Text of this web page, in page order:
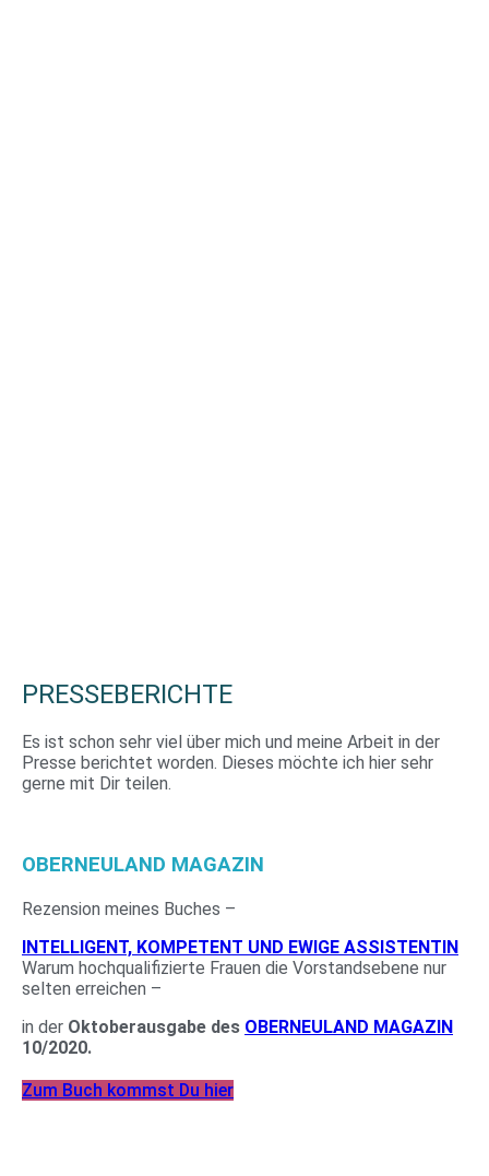
PRESSEBERICHTE
Es ist schon sehr viel über mich und meine Arbeit in der
Presse berichtet worden. Dieses möchte ich hier sehr
gerne mit Dir teilen.
OBERNEULAND MAGAZIN
Rezension meines Buches –
INTELLIGENT, KOMPETENT UND EWIGE ASSISTENTIN
Warum hochqualifizierte Frauen die Vorstandsebene nur
selten erreichen –
in der Oktoberausgabe des OBERNEULAND MAGAZIN
10/2020.
Zum Buch kommst Du hier